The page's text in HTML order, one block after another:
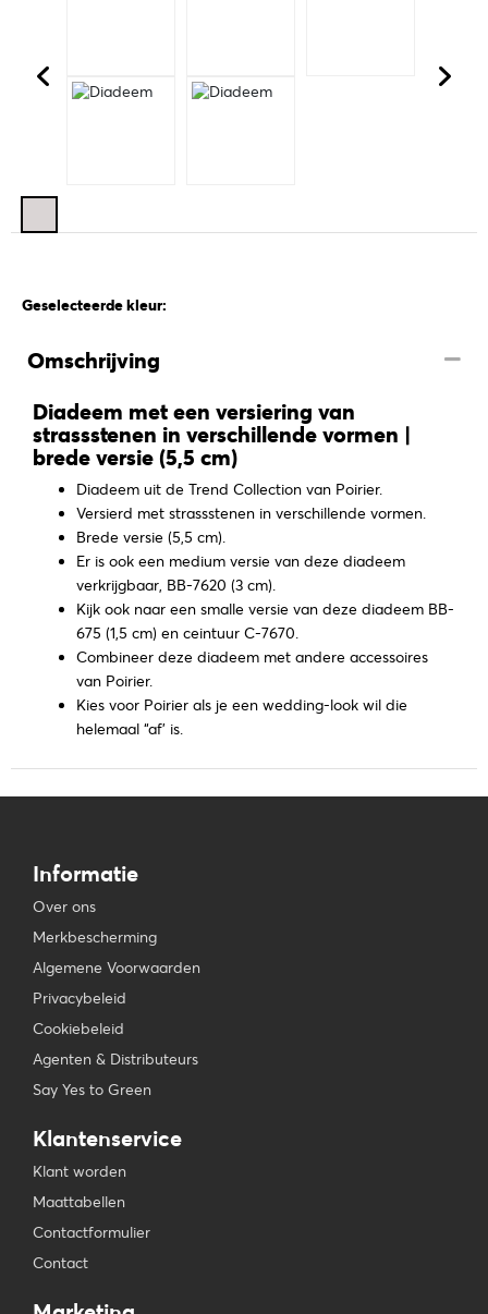
Geselecteerde kleur:
Omschrijving
Diadeem met een versiering van
strassstenen in verschillende vormen |
brede versie (5,5 cm)
Diadeem uit de Trend Collection van Poirier.
Versierd met strassstenen in verschillende vormen.
Brede versie (5,5 cm).
Er is ook een medium versie van deze diadeem
verkrijgbaar, BB-7620 (3 cm).
Kijk ook naar een smalle versie van deze diadeem BB-
675 (1,5 cm) en ceintuur C-7670.
Combineer deze diadeem met andere accessoires
van Poirier.
Kies voor Poirier als je een wedding-look wil die
helemaal “af’ is.
Informatie
Over ons
Merkbescherming
Algemene Voorwaarden
Privacybeleid
Cookiebeleid
Agenten & Distributeurs
Say Yes to Green
Klantenservice
Klant worden
Maattabellen
Contactformulier
Contact